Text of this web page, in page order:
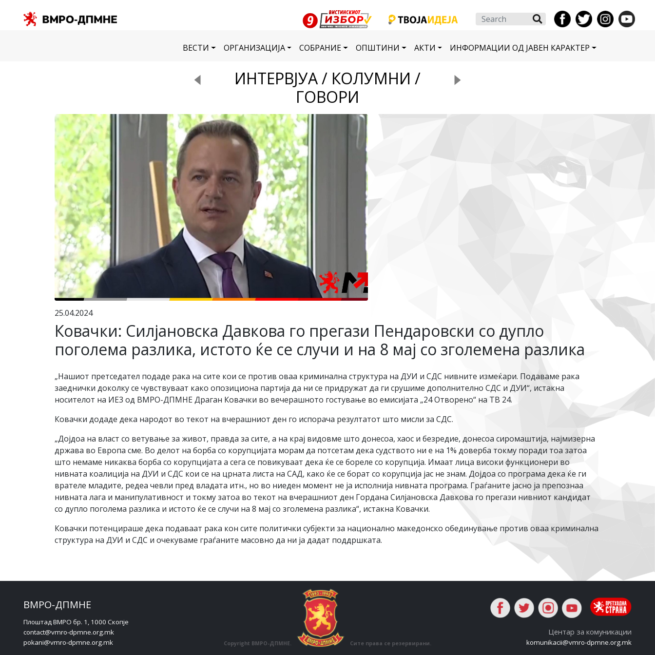
Search
ВЕСТИ ОРГАНИЗАЦИЈА СОБРАНИЕ ОПШТИНИ АКТИ ИНФОРМАЦИИ ОД ЈАВЕН КАРАКТЕР
ИНТЕРВЈУА / КОЛУМНИ /
ГОВОРИ
25.04.2024
Ковачки: Силјановска Давкова го прегази Пендаровски со дупло
поголема разлика, истото ќе се случи и на 8 мај со зголемена разлика
„Нашиот претседател подаде рака на сите кои се против оваа криминална структура на ДУИ и СДС нивните измеќари. Подаваме рака
заеднички доколку се чувствуваат како опозициона партија да ни се придружат да ги срушиме дополнително СДС и ДУИ“, истакна
носителот на ИЕ3 од ВМРО-ДПМНЕ Драган Ковачки во вечерашното гостување во емисијата „24 Отворено“ на ТВ 24.
Ковачки додаде дека народот во текот на вчерашниот ден го испорача резултатот што мисли за СДС.
„Дојдоа на власт со ветување за живот, правда за сите, а на крај видовме што донесоа, хаос и безредие, донесоа сиромаштија, најмизерна
држава во Европа сме. Во делот на борба со корупцијата морам да потсетам дека судството ни е на 1% доверба токму поради тоа затоа
што немаме никаква борба со корупцијата а сега се повикуваат дека ќе се бореле со корупција. Имаат лица високи функционери во
нивната коалиција на ДУИ и СДС кои се на црната листа на САД, како ќе се борат со корупција јас не знам. Дојдоа со програма дека ќе ги
врателе младите, редеа чевли пред владата итн., но во ниеден момент не ја исполнија нивната програма. Граѓаните јасно ја препознаа
нивната лага и манипулативност и токму затоа во текот на вчерашниот ден Гордана Силјановска Давкова го прегази нивниот кандидат
со дупло поголема разлика и истото ќе се случи на 8 мај со зголемена разлика“, истакна Ковачки.
Ковачки потенцираше дека подаваат рака кон сите политички субјекти за национално македонско обединување против оваа криминална
структура на ДУИ и СДС и очекуваме граѓаните масовно да ни ја дадат поддршката.
ВМРО-ДПМНЕ
Плоштад ВМРО бр. 1, 1000 Скопје
contact@vmro-dpmne.org.mk
pokani@vmro-dpmne.org.mk
Copyright ВМРО-ДПМНЕ. Сите права се резервирани.
Центар за комуникации
komunikacii@vmro-dpmne.org.mk